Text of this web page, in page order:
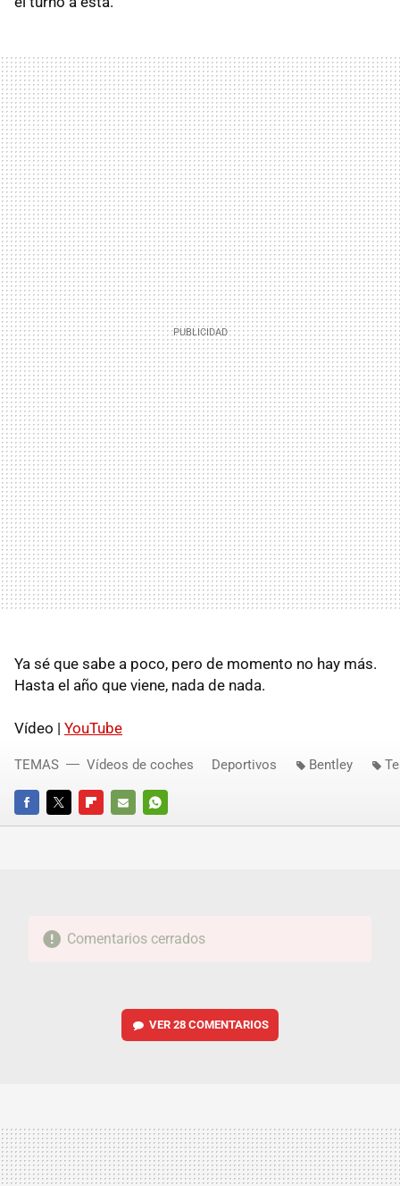
Ya sé que sabe a poco, pero de momento no hay más.
Hasta el año que viene, nada de nada.
Vídeo | YouTube
FACEBOOKTWITTERFLIPBOARD
E-
WHATSAPP
TEMAS Vídeos de coches Deportivos Bentley
Comentarios cerrados
VER 28 COMENTARIOS